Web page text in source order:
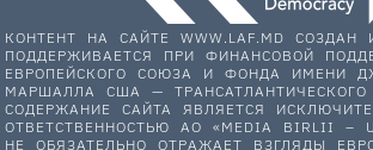
КОНТЕНТ НА САЙТЕ WWW.LAF.MD СОЗДАН
ПОДДЕРЖИВАЕТСЯ ПРИ ФИНАНСОВОЙ
ЕВРОПЕЙСКОГО СОЮЗА И ФОНДА ИМЕНИ
МАРШАЛЛА США — ТРАНСАТЛАНТИЧЕСКОГО
СОДЕРЖАНИЕ САЙТА ЯВЛЯЕТСЯ
ОТВЕТСТВЕННОСТЬЮ АО «MEDIA BIRLII –
НЕ ОБЯЗАТЕЛЬНО ОТРАЖАЕТ ВЗГЛЯДЫ